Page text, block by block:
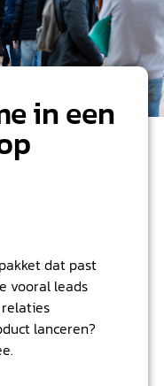
in een
dat past
vooral leads
lanceren?